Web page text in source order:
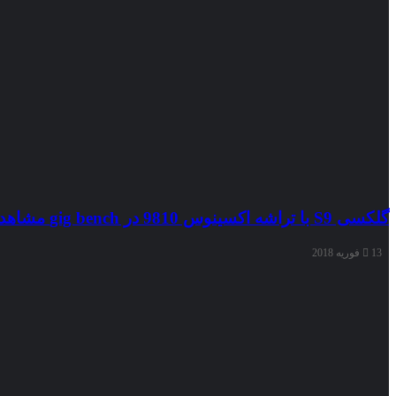
گلکسی S9 با تراشه اکسینوس 9810 در gig bench مشاهده شد
13 فوریه 2018